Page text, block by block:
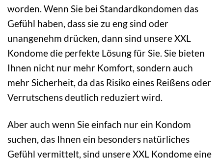
worden. Wenn Sie bei Standardkondomen das
Gefühl haben, dass sie zu eng sind oder
unangenehm drücken, dann sind unsere XXL
Kondome die perfekte Lösung für Sie. Sie bieten
Ihnen nicht nur mehr Komfort, sondern auch
mehr Sicherheit, da das Risiko eines Reißens oder
Verrutschens deutlich reduziert wird.
Aber auch wenn Sie einfach nur ein Kondom
suchen, das Ihnen ein besonders natürliches
Gefühl vermittelt, sind unsere XXL Kondome eine